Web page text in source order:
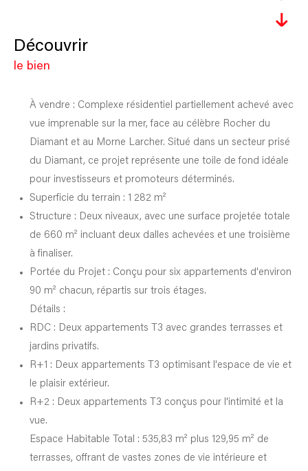
découvrir
le bien
À vendre : Complexe résidentiel partiellement achevé avec
vue imprenable sur la mer, face au célèbre Rocher du
Diamant et au Morne Larcher. Situé dans un secteur prisé
du Diamant, ce projet représente une toile de fond idéale
pour investisseurs et promoteurs déterminés.
Superficie du terrain : 1 282 m²
Structure : Deux niveaux, avec une surface projetée totale
de 660 m² incluant deux dalles achevées et une troisième
à finaliser.
Portée du Projet : Conçu pour six appartements d'environ
90 m² chacun, répartis sur trois étages.
Détails :
RDC : Deux appartements T3 avec grandes terrasses et
jardins privatifs.
R+1 : Deux appartements T3 optimisant l'espace de vie et
le plaisir extérieur.
R+2 : Deux appartements T3 conçus pour l'intimité et la
vue.
Espace Habitable Total : 535,83 m² plus 129,95 m² de
terrasses, offrant de vastes zones de vie intérieure et